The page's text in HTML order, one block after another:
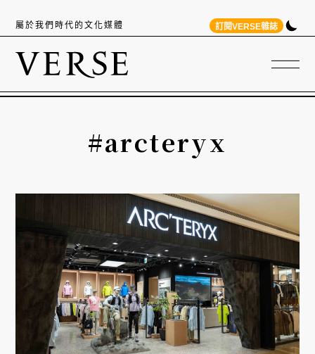
屬於我們時代的文化媒體 訂閱VERSE雜誌
#arcteryx